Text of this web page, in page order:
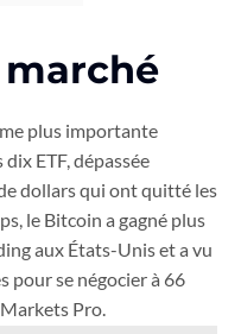
plus importante
ETF, dépassée
dollars qui ont quitté les
le Bitcoin a gagné plus
aux États-Unis et a vu
pour se négocier à 66
Pro.